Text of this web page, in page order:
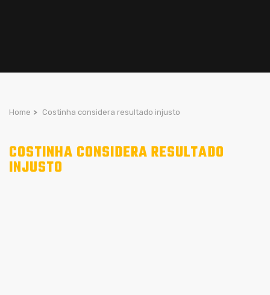
Home > Costinha considera resultado injusto
COSTINHA CONSIDERA RESULTADO
INJUSTO